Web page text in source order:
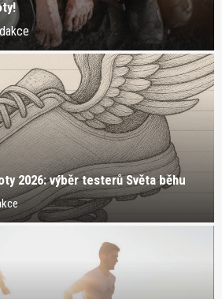
2026: výběr testerů Světa běhu